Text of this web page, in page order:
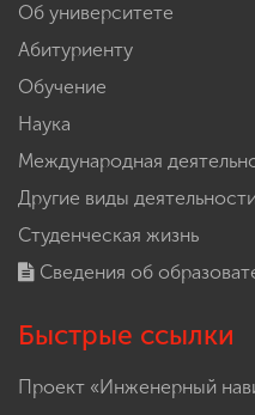
Об университете
Абитуриенту
Обучение
Наука
Международная
Другие виды деятельности
Студенческая жизнь
Сведения об
Быстрые ссылки
Проект «Инженерный